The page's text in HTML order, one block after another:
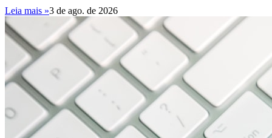
Leia mais »3 de ago. de 2026